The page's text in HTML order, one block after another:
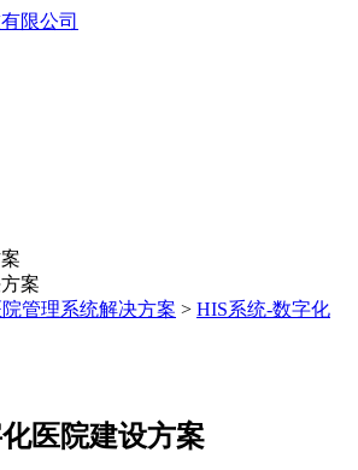
院管理系统解决方案 > HIS系统-数字化
医院建设方案